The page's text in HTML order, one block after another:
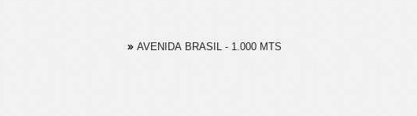
AVENIDA BRASIL - 1.000 MTS